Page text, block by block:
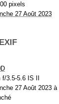
pixels
27 Août 2023
3.5-5.6 IS II
27 Août 2023 à